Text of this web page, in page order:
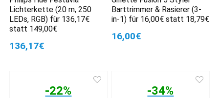
Lichterkette (20 m, 250
LEDs, RGB) für 136,17€
statt 149,00€
136,17€
Barttrimmer & Rasierer (3-
in-1) für 16,00€ statt 18,79€
16,00€
-22% -34%